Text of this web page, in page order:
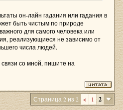
он-лайн гадания или гадания в
быть чистым по природе
для самого человека или
реализующиеся не зависимо от
числа людей.
связи со мной, пишите на
Страница 2 из 2 < 1 2